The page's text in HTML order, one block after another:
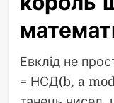
Евклід не
= НСД(b, a